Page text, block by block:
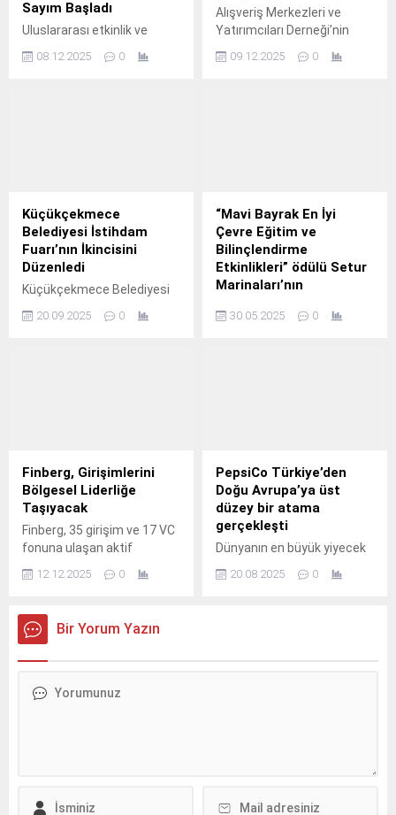
Sayım Başladı
Uluslararası etkinlik ve
en itibarlı platformu ACE of
08.12.2025 0
Alışveriş Merkezleri ve
Yatırımcıları Derneği’nin
düzenlediği “AYD Alışveriş
09.12.2025 0
Küçükçekmece
Belediyesi İstihdam
Fuarı’nın İkincisini
Düzenledi
Küçükçekmece Belediyesi
Meydanı’nda ‘2.
20.09.2025 0
“Mavi Bayrak En İyi
Çevre Eğitim ve
Bilinçlendirme
Etkinlikleri” ödülü Setur
Marinaları’nın
marina işletmesi Setur
30.05.2025 0
Finberg, Girişimlerini
Bölgesel Liderliğe
Taşıyacak
Finberg, 35 girişim ve 17 VC
fonuna ulaşan aktif
milyon dolar yatırım
IV’te bölgesel ölçeklenme
vizyonu, değişen sermaye
sektörün önde gelen
12.12.2025 0
PepsiCo Türkiye’den
Doğu Avrupa’ya üst
düzey bir atama
gerçekleşti
Dünyanın en büyük yiyecek
olan PepsiCo’da önemli bir
20.08.2025 0
Bir Yorum Yazın